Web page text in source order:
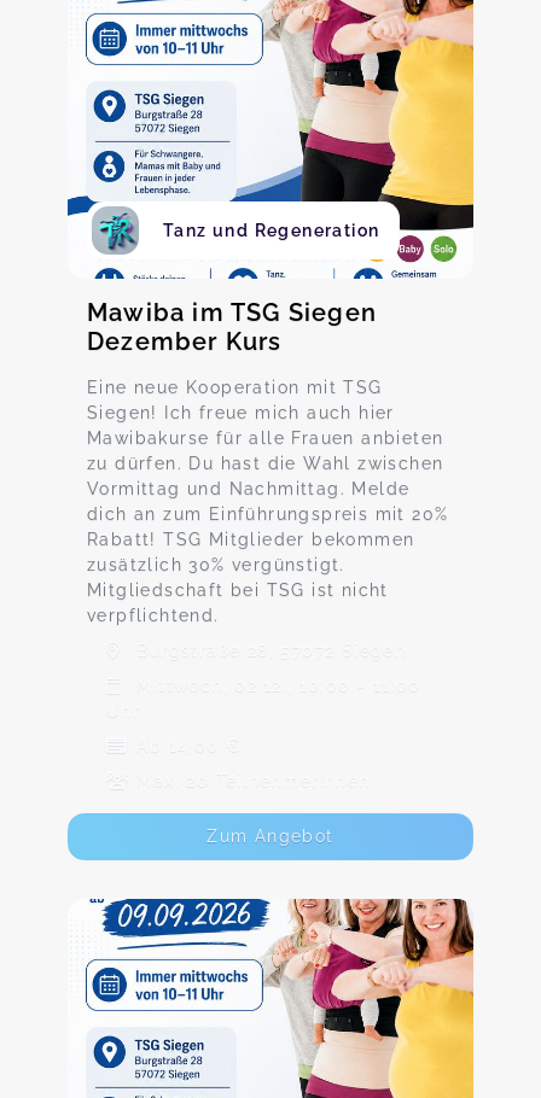
Tanz und Regeneration
Mawiba im TSG Siegen
Dezember Kurs
Eine neue Kooperation mit TSG
Siegen! Ich freue mich auch hier
Mawibakurse für alle Frauen anbieten
zu dürfen. Du hast die Wahl zwischen
Vormittag und Nachmittag. Melde
dich an zum Einführungspreis mit 20%
Rabatt! TSG Mitglieder bekommen
zusätzlich 30% vergünstigt.
Mitgliedschaft bei TSG ist nicht
verpflichtend.
Burgstraße 28, 57072 Siegen
Mittwoch, 02.12., 10:00 - 11:00
Ab 14,00 €
Max. 20 TeilnehmerInnen
Zum Angebot